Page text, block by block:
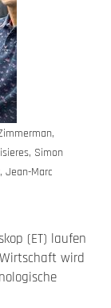
Simon
Jean-Marc
(ET) laufen
wird